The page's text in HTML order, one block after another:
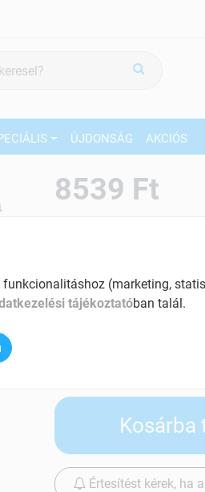
ÚJDONSÁG AKCIÓS
8539 Ft
Elérhetõ
Amennyiben
Kosárba
Értesítést kérek, ha
(marketing,
tájékoztatóban talál.